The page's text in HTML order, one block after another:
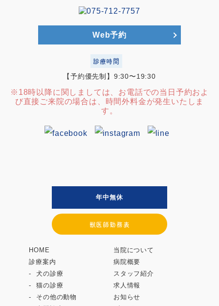
Web予約
診療時間
【予約優先制】9:30〜19:30
※18時以降に関しましては、お電話での当日予約およ
び直接ご来院の場合は、時間外料金が発生いたしま
す。
年中無休
獣医師勤務表
HOME
診療案内
犬の診療
猫の診療
その他の動物
当院について
病院概要
スタッフ紹介
求人情報
お知らせ